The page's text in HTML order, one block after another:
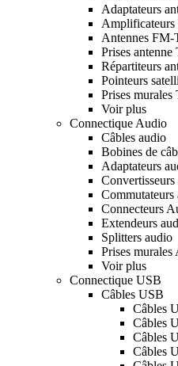
Adaptateurs
Antennes
Prises
Répartiteurs
Pointeurs
Prises murales
Voir plus
Connectique Audio
Câbles audio
Bobines de
Adaptateurs
Commutateurs
Connecteurs
Extendeurs
Splitters audio
Prises
Voir plus
Connectique USB
Câbles USB
Câbles
Câbles
Câbles
Câbles